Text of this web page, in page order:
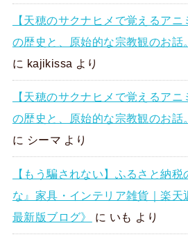
【天穂のサクナヒメで覚えるア
の歴史と、原始的な宗教観のお話
に kajikissa より
【天穂のサクナヒメで覚えるア
の歴史と、原始的な宗教観のお話
に シーマ より
【もう騙されない】ふるさと納
な』家具・インテリア雑貨｜楽
最新版ブログ》
に いも より